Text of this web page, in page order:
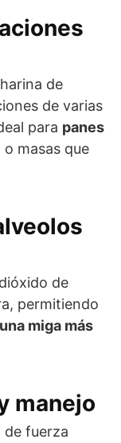
de
de varias
para panes
o masas que
de
permitiendo
una miga más
manejo
de fuerza